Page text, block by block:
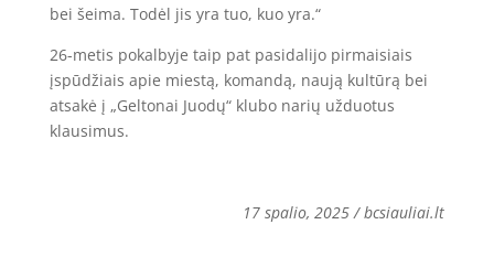
bei šeima. Todėl jis yra tuo, kuo yra.“
26-metis pokalbyje taip pat pasidalijo pirmaisiais
įspūdžiais apie miestą, komandą, naują kultūrą bei
atsakė į „Geltonai Juodų“ klubo narių užduotus
klausimus.
17 spalio, 2025 / bcsiauliai.lt